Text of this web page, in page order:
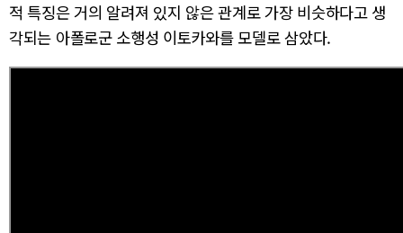
적 특징은 거의 알려져 있지 않은 관계로 가장 비슷하다고 생
각되는 아폴로군 소행성 이토카와를 모델로 삼았다.